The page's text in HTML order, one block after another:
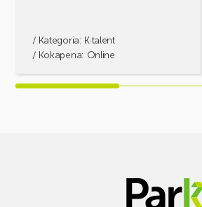
/ Kategoria: K·talent
/ Kokapena: Online